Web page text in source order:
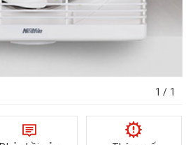
1 / 1